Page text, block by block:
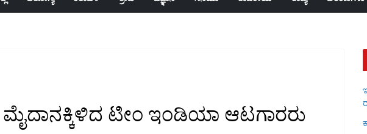
ಮೈದಾನಕ್ಕಿಳಿದ ಟೀಂ ಇಂಡಿಯಾ ಆಟಗಾರರು